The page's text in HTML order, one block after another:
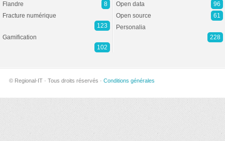
Flandre
8
Fracture numérique
123
Gamification
102
Open data
96
Open source
61
Personalia
228
© Regional-IT · Tous droits réservés · Conditions générales